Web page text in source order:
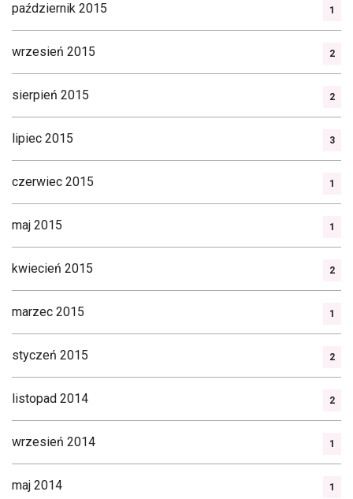
październik 2015 1
wrzesień 2015 2
sierpień 2015 2
lipiec 2015 3
czerwiec 2015 1
maj 2015 1
kwiecień 2015 2
marzec 2015 1
styczeń 2015 2
listopad 2014 2
wrzesień 2014 1
maj 2014 1